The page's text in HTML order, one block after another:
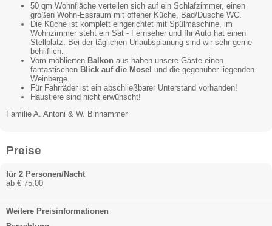
50 qm Wohnfläche verteilen sich auf ein Schlafzimmer, einen
großen Wohn-Essraum mit offener Küche, Bad/Dusche WC.
Die Küche ist komplett eingerichtet mit Spülmaschine, im
Wohnzimmer steht ein Sat - Fernseher und Ihr Auto hat einen
Stellplatz. Bei der täglichen Urlaubsplanung sind wir sehr gerne
behilflich.
Vom möblierten Balkon aus haben unsere Gäste einen
fantastischen Blick auf die Mosel und die gegenüber liegenden
Weinberge.
Für Fahrräder ist ein abschließbarer Unterstand vorhanden!
Haustiere sind nicht erwünscht!
Familie A. Antoni & W. Binhammer
Preise
für 2 Personen/Nacht
ab € 75,00
Weitere Preisinformationen